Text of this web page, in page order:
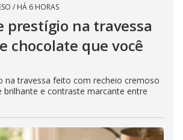
/ HÁ 6 HORAS
prestígio na travessa
chocolate que você
na travessa feito com recheio cremoso
brilhante e contraste marcante entre